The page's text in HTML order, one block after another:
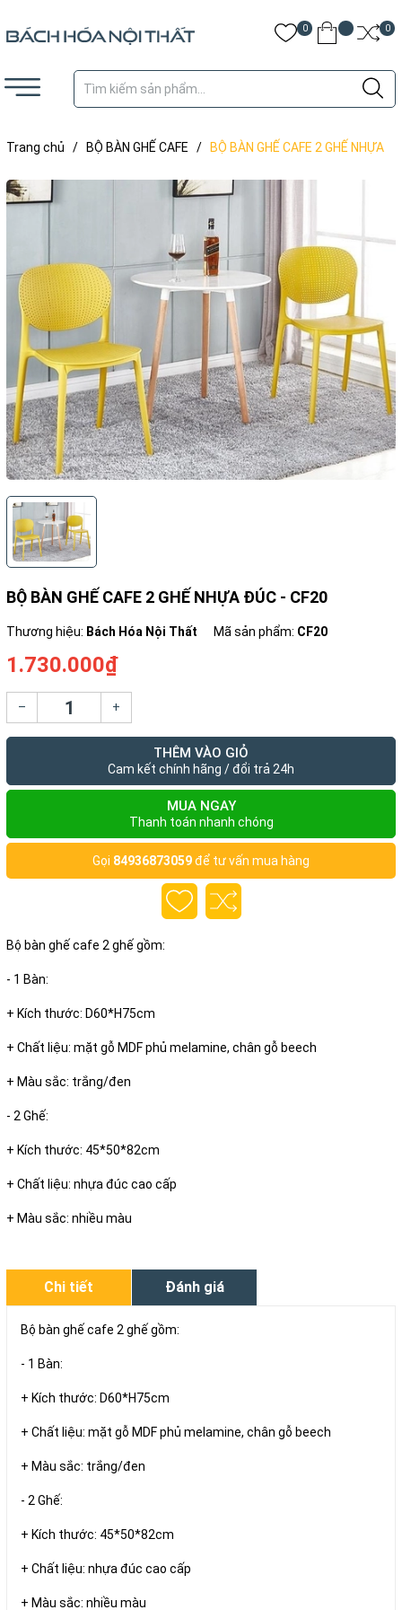
0 0
Trang chủ / BỘ BÀN GHẾ CAFE /
BỘ BÀN GHẾ CAFE 2 GHẾ NHỰA
BỘ BÀN GHẾ CAFE 2 GHẾ NHỰA ĐÚC - CF20
Thương hiệu: Bách Hóa Nội Thất Mã sản phẩm: CF20
1.730.000₫
– +
THÊM VÀO GIỎ
Cam kết chính hãng / đổi trả 24h
MUA NGAY
Thanh toán nhanh chóng
Gọi 84936873059để tư vấn mua hàng
Bộ bàn ghế cafe 2 ghế gồm:
- 1 Bàn:
+ Kích thước: D60*H75cm
+ Chất liệu: mặt gỗ MDF phủ melamine, chân gỗ beech
+ Màu sắc: trắng/đen
- 2 Ghế:
+ Kích thước: 45*50*82cm
+ Chất liệu: nhựa đúc cao cấp
+ Màu sắc: nhiều màu
Chi tiết Đánh giá
Bộ bàn ghế cafe 2 ghế gồm:
- 1 Bàn:
+ Kích thước: D60*H75cm
+ Chất liệu: mặt gỗ MDF phủ melamine, chân gỗ beech
+ Màu sắc: trắng/đen
- 2 Ghế:
+ Kích thước: 45*50*82cm
+ Chất liệu: nhựa đúc cao cấp
+ Màu sắc: nhiều màu